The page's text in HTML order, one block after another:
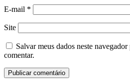
E-mail *
Site
Salvar meus dados neste
comentar.